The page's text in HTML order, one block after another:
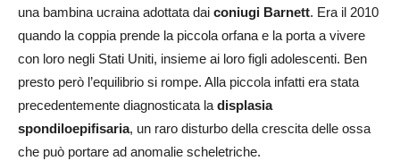
una bambina ucraina adottata dai coniugi Barnett. Era il 2010
quando la coppia prende la piccola orfana e la porta a vivere
con loro negli Stati Uniti, insieme ai loro figli adolescenti. Ben
presto però l’equilibrio si rompe. Alla piccola infatti era stata
precedentemente diagnosticata ladisplasia
spondiloepifisaria, un raro disturbo della crescita delle ossa
che può portare ad anomalie scheletriche.